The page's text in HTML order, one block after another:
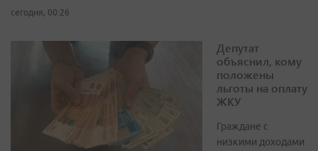
сегодня, 00:26
Депутат
объяснил, кому
положены
льготы на оплату
ЖКУ
Граждане с
низкими доходами